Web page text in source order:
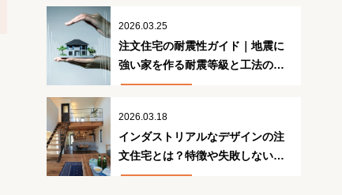
2026.03.25
注文住宅の耐震性ガイド｜地震に
強い家を作る耐震等級と工法の正
解
2026.03.18
インダストリアルなデザインの注
文住宅とは？特徴や失敗しないた
めのポイント